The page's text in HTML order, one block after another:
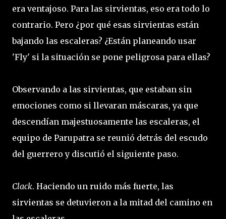
era ventajoso. Para las sirvientas, eso era todo lo
contrario. Pero ¿por qué esas sirvientas están
bajando las escaleras? ¿Están planeando usar
'Fly' si la situación se pone peligrosa para ellas?
Observando a las sirvientas, que estaban sin
emociones como si llevaran máscaras, ya que
descendían majestuosamente las escaleras, el
equipo de Parupatra se reunió detrás del escudo
del guerrero y discutió el siguiente paso.
Clack. Haciendo un ruido más fuerte, las
sirvientas se detuvieron a la mitad del camino en